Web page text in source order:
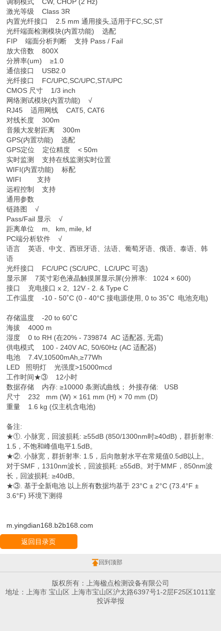
调制模式 CW, CHOP (2 Hz)
激光等级 Class 3R
内置光纤接口 2.5 mm 通用接头,适用于FC,SC,ST
光纤端面检测模块(内置功能) 选配
FIP 端面分析判断 支持 Pass / Fail
放大倍数 800X
分辨率(um) ≥1.0
通信接口 USB2.0
光纤接口 FC/UPC,SC/UPC,ST/UPC
CMOS 尺寸 1/3 inch
网络测试模块(内置功能) √
RJ45 适用网线 CAT5, CAT6
对线长度 300m
音频大发射距离 300m
GPS(内置功能) 选配
GPS定位 定位精度 < 50m
实时监测 支持在线监测实时位置
WIFI(内置功能) 标配
WIFI 支持
远程控制 支持
通用参数
链路图 √
Pass/Fail 显示 √
距离单位 m, km, mile, kf
PC端分析软件 √
语言 英语、中文、西班牙语、法语、葡萄牙语、俄语、泰语、韩
语
光纤接口 FC/UPC (SC/UPC、LC/UPC 可选)
显示屏 7英寸彩色液晶触摸屏显示屏(分辨率: 1024 × 600)
接口 充电接口 x 2, 12V - 2. & Type C
工作温度 -10 - 50˚C (0 - 40°C 接电源使用, 0 to 35˚C 电池充电)
存储温度 -20 to 60˚C
海拔 4000 m
湿度 0 to RH (在20% - 739874 AC 适配器, 无霜)
供电模式 100 - 240V AC, 50/60Hz (AC 适配器)
电池 7.4V,10500mAh,≥77Wh
LED 照明灯 光强度>15000mcd
工作时间★③ 12小时
数据存储 内存: ≥10000 条测试曲线； 外接存储: USB
尺寸 232 mm (W) × 161 mm (H) × 70 mm (D)
重量 1.6 kg (仅主机含电池)
备注:
★①. 小脉宽，回波损耗: ≥55dB (850/1300nm时≥40dB)，群折射率:
1.5，不饱和峰值电平1.5dB。
★②. 小脉宽，群折射率: 1.5，后向散射水平在常规值0.5dB以上。
对于SMF，1310nm波长，回波损耗: ≥55dB。对于MMF，850nm波
长，回波损耗: ≥40dB。
★③. 基于全新电池 以上所有数据均基于 23°C ± 2°C (73.4°F ±
3.6°F) 环境下测得
m.yingdian168.b2b168.com
返回目录页
回到顶部
版权所有：上海楹点检测设备有限公司
地址：上海市 宝山区 上海市宝山区沪太路6397号1-2层F25区1011室
投诉举报